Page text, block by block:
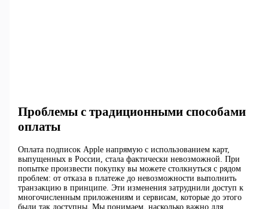
Проблемы с традиционными способами
оплаты
Оплата подписок Apple напрямую с использованием карт,
выпущенных в России, стала фактически невозможной. При
попытке произвести покупку вы можете столкнуться с рядом
проблем: от отказа в платеже до невозможности выполнить
транзакцию в принципе. Эти изменения затруднили доступ к
многочисленным приложениям и сервисам, которые до этого
были так доступны. Мы понимаем, насколько важно для